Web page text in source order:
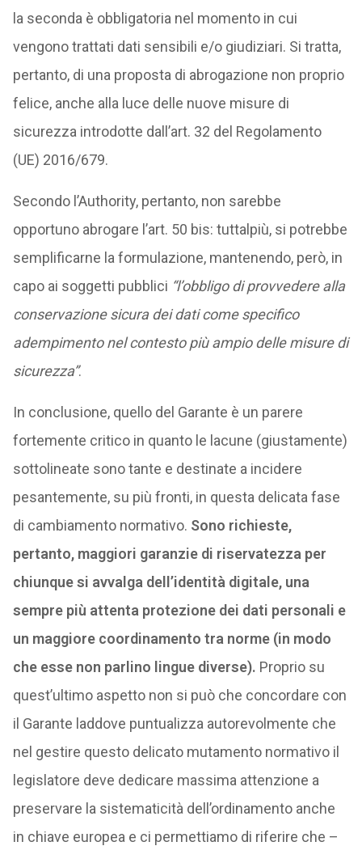
la seconda è obbligatoria nel momento in cui
vengono trattati dati sensibili e/o giudiziari. Si tratta,
pertanto, di una proposta di abrogazione non proprio
felice, anche alla luce delle nuove misure di
sicurezza introdotte dall’art. 32 del Regolamento
(UE) 2016/679.
Secondo l’Authority, pertanto, non sarebbe
opportuno abrogare l’art. 50 bis: tuttalpiù, si potrebbe
semplificarne la formulazione, mantenendo, però, in
capo ai soggetti pubblici “l’obbligo di provvedere alla
conservazione sicura dei dati come specifico
adempimento nel contesto più ampio delle misure di
sicurezza”.
In conclusione, quello del Garante è un parere
fortemente critico in quanto le lacune (giustamente)
sottolineate sono tante e destinate a incidere
pesantemente, su più fronti, in questa delicata fase
di cambiamento normativo. Sono richieste,
pertanto, maggiori garanzie di riservatezza per
chiunque si avvalga dell’identità digitale, una
sempre più attenta protezione dei dati personali e
un maggiore coordinamento tra norme (in modo
che esse non parlino lingue diverse). Proprio su
quest’ultimo aspetto non si può che concordare con
il Garante laddove puntualizza autorevolmente che
nel gestire questo delicato mutamento normativo il
legislatore deve dedicare massima attenzione a
preservare la sistematicità dell’ordinamento anche
in chiave europea e ci permettiamo di riferire che –